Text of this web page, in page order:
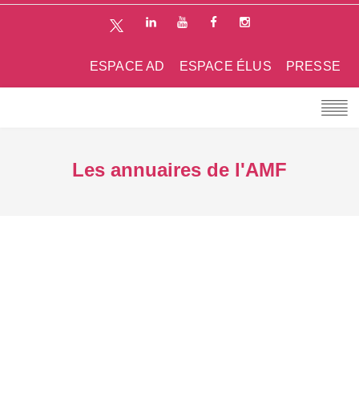
PRESSE
ESPACE ÉLUS
ESPACE AD
Les annuaires de l'AMF